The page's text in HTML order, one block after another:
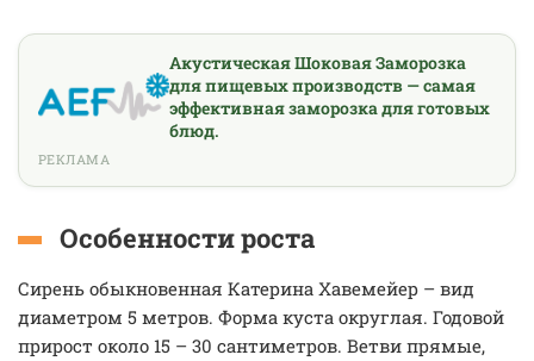
Акустическая Шоковая Заморозка
для пищевых производств — самая
эффективная заморозка для готовых
блюд.
РЕКЛАМА
Особенности роста
Сирень обыкновенная Катерина Хавемейер – вид
диаметром 5 метров. Форма куста округлая. Годовой
прирост около 15 – 30 сантиметров. Ветви прямые,